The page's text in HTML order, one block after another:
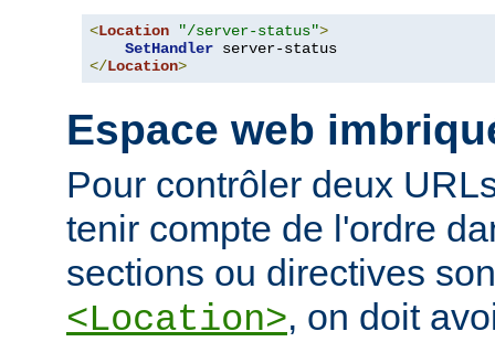
<Location "/server-status">
SetHandler
</Location>
Espace web
Pour contrôler deux
tenir compte de l'ordre
sections ou directives
<Location>, on doit